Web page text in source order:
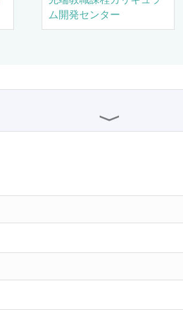
ム開発センター